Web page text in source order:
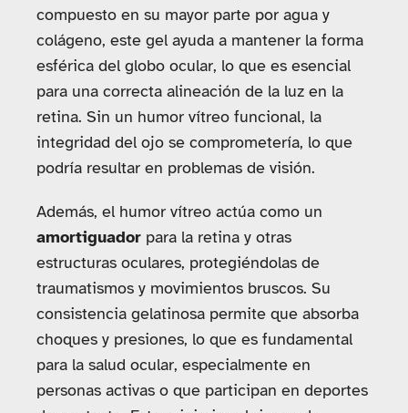
compuesto en su mayor parte por agua y
colágeno, este gel ayuda a mantener la forma
esférica del globo ocular, lo que es esencial
para una correcta alineación de la luz en la
retina. Sin un humor vítreo funcional, la
integridad del ojo se comprometería, lo que
podría resultar en problemas de visión.
Además, el humor vítreo actúa como un
amortiguador para la retina y otras
estructuras oculares, protegiéndolas de
traumatismos y movimientos bruscos. Su
consistencia gelatinosa permite que absorba
choques y presiones, lo que es fundamental
para la salud ocular, especialmente en
personas activas o que participan en deportes